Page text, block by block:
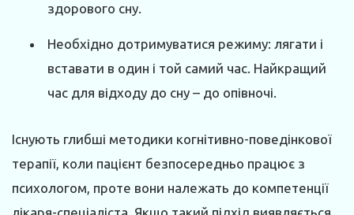
здорового сну.
Необхідно дотримуватися режиму: лягати і
вставати в один і той самий час. Найкращий
час для відходу до сну – до опівночі.
Існують глибші методики когнітивно-поведінкової
терапії, коли пацієнт безпосередньо працює з
психологом, проте вони належать до компетенції